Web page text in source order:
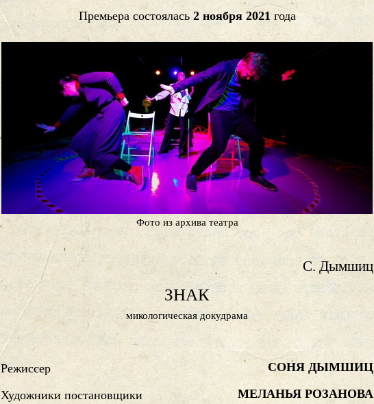
Премьера состоялась2 ноября 2021 года
Фото из архива театра
С. Дымшиц
ЗНАК
микологическая докудрама
Режиссер СОНЯ ДЫМШИЦ
Художники постановщики
МЕЛАНЬЯ РОЗАНОВА